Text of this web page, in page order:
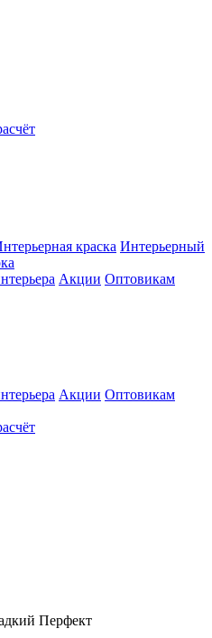
краска Интерьерный
Акции Оптовикам
Акции Оптовикам
Перфект